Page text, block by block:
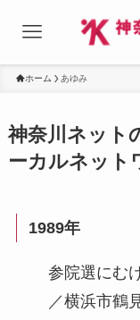
ホーム あゆみ
神奈川ネッ
ーカルネット
1989年
参院選にむ
／横浜市鶴